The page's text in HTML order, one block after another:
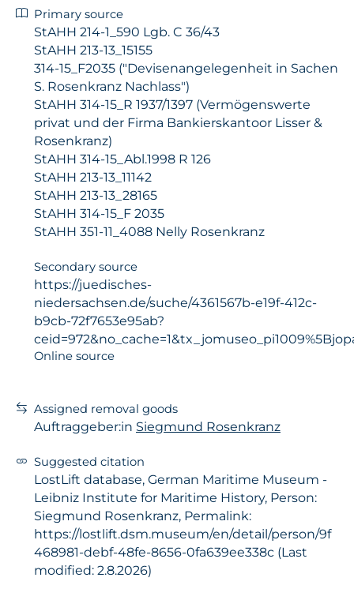
Primary source
StAHH 214-1_590 Lgb. C 36/43
StAHH 213-13_15155
314-15_F2035 ("Devisenangelegenheit in Sachen
S. Rosenkranz Nachlass")
StAHH 314-15_R 1937/1397 (Vermögenswerte
privat und der Firma Bankierskantoor Lisser &
Rosenkranz)
StAHH 314-15_Abl.1998 R 126
StAHH 213-13_11142
StAHH 213-13_28165
StAHH 314-15_F 2035
StAHH 351-11_4088 Nelly Rosenkranz
Secondary source
https://juedisches-
niedersachsen.de/suche/4361567b-e19f-412c-
b9cb-72f7653e95ab?
Online source
Assigned removal goods
Auftraggeber:in Siegmund Rosenkranz
Suggested citation
LostLift database, German Maritime Museum -
Leibniz Institute for Maritime History, Person:
Siegmund Rosenkranz, Permalink:
https://lostlift.dsm.museum/en/detail/person/9f
468981-debf-48fe-8656-0fa639ee338c (Last
modified: 2.8.2026)